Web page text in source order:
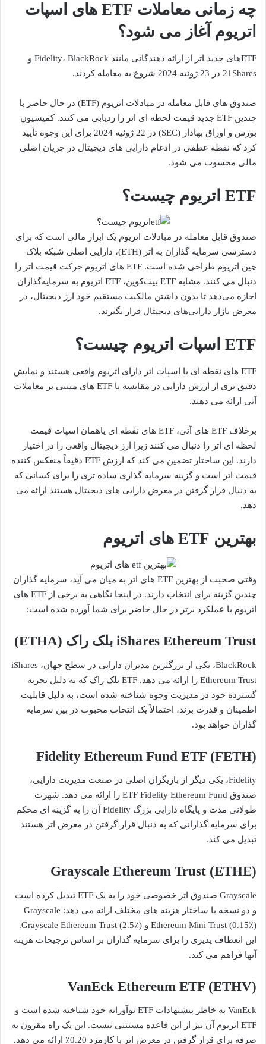
چه زمانی معاملات ETF های اسپات
اتریوم آغاز می شود؟
ETFهای جدید اتر از ارائه دهندگانی مانند Fidelity، BlackRock و
21Shares در 23 ژوئیه 2024 شروع به معامله کردند.
صندوق های قابل معامله در مبادلات اتریوم (ETF) در حال حاضر با
چندین ETF جدید قیمت لحظه ای اتر را ردیابی می کنند. کمیسیون
بورس و اوراق بهادار (SEC) در 22 ژوئیه 2024 برای این وجوه تأیید
کرد که نقطه عطفی در ادغام دارایی های دیجیتال در جریان اصلی
مالی محسوب می شود.
ETF اتریوم چیست؟
صندوق قابل معامله در مبادلات اتریوم یک ابزار مالی است که برای
دسترسی سرمایه گذاران به اتر (ETH)، دارایی اصلی شبکه بلاک
چین اتریوم طراحی شده است. ETF های اتریوم حرکت قیمت اتر را
دنبال می کنند. مشابه ETF بیت‌کوین، ETF اتریوم به سرمایه‌گذاران
اجازه می‌دهد تا بدون داشتن مالکیت مستقیم خود ارز دیجیتال، در
معرض بازار دارایی‌های دیجیتال قرار بگیرند.
ETF اسپات اتریوم چیست؟
ETF های نقطه ای یا اسپات اتر دارای اتریوم واقعی هستند و نمایش
دقیق تری از ارزش دارایی در مقایسه با ETF های مبتنی بر معاملات
آتی ارائه می دهند.
برخلاف ETF های آتی، ETF های نقطه ای یاهمان اسپات قیمت
لحظه ای اتر را دنبال می کنند زیرا ارز دیجیتال واقعی را در اختیار
دارند. این ساختار تضمین می کند که ارزش ETF دقیقاً منعکس کننده
قیمت اتر است و گزینه سرمایه گذاری ساده تری را برای کسانی که
به دنبال قرار گرفتن در معرض دارایی های دیجیتال هستند ارائه می
دهد.
بهترین ETF های اتریوم
وقتی صحبت از بهترین ETF های اتر به میان می آید، سرمایه گذاران
چندین گزینه برای انتخاب دارند. در اینجا نگاهی به برخی از ETF های
اتریوم با عملکرد برتر در حال حاضر برای شما آورده شده است:
iShares Ethereum Trust بلک راک (ETHA)
BlackRock، یکی از بزرگترین مدیران دارایی در سطح جهان، iShares
Ethereum Trust را ارائه می دهد. ETF بلک راک که به دلیل تجربه
گسترده خود در مدیریت وجوه شناخته شده است، به دلیل قابلیت
اطمینان و قدرت برند، احتمالاً یک انتخاب محبوب در بین سرمایه
گذاران خواهد بود.
Fidelity Ethereum Fund ETF (FETH)
Fidelity، یکی دیگر از بازیگران اصلی در صنعت مدیریت دارایی،
صندوق ETF Fidelity Ethereum Fund را ارائه می دهد. شهرت
طولانی مدت و پایگاه دارایی بزرگ Fidelity آن را به گزینه ای محکم
برای سرمایه گذارانی که به دنبال قرار گرفتن در معرض اتر هستند
تبدیل می کند.
Grayscale Ethereum Trust (ETHE)
Grayscale صندوق اتر خصوصی خود را به یک ETF تبدیل کرده است
و دو نسخه با ساختار هزینه های مختلف ارائه می دهد: Grayscale
Ethereum Mini Trust (0.15٪) و Grayscale Ethereum Trust (2.5٪).
این انعطاف پذیری را برای سرمایه گذاران بر اساس ترجیحات هزینه
آنها فراهم می کند.
VanEck Ethereum ETF (ETHV)
VanEck به خاطر پیشنهادات ETF نوآورانه خود شناخته شده است و
ETF اتریوم آن نیز از این قاعده مستثنی نیست. این یک راه مقرون به
صرفه برای قرار گرفتن در معرض اتر با کارمزد 0.20٪ ارائه می دهد.